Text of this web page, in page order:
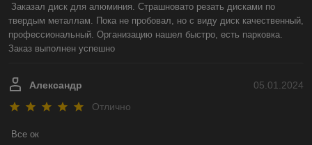
Заказал диск для алюминия. Страшновато резать дисками по
твердым металлам. Пока не пробовал, но с виду диск качественный,
профессиональный. Организацию нашел быстро, есть парковка.
Заказ выполнен успешно
05.01.2024
Александр
Отлично
Все ок